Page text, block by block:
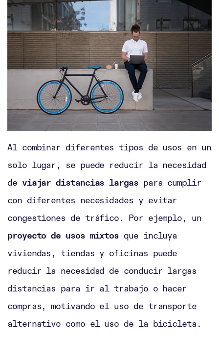
Al combinar diferentes tipos de usos en un
solo lugar, se puede reducir la necesidad
de viajar distancias largas para cumplir
con diferentes necesidades y evitar
congestiones de tráfico. Por ejemplo, un
proyecto de usos mixtos que incluya
viviendas, tiendas y oficinas puede
reducir la necesidad de conducir largas
distancias para ir al trabajo o hacer
compras, motivando el uso de transporte
alternativo como el uso de la bicicleta.